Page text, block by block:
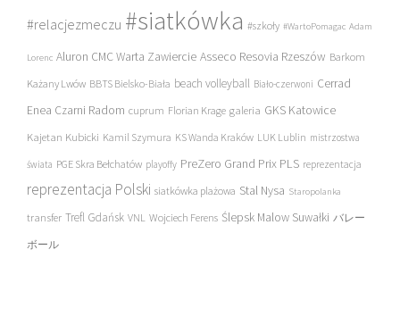
#relacjezmeczu #siatkówka #szkoły #WartoPomagac Adam
Lorenc Aluron CMC Warta Zawiercie Asseco Resovia Rzeszów Barkom
Każany Lwów BBTS Bielsko-Biała beach volleyball Biało-czerwoni Cerrad
Enea Czarni Radom cuprum Florian Krage galeria GKS Katowice
Kajetan Kubicki Kamil Szymura KS Wanda Kraków LUK Lublin mistrzostwa
świata PGE Skra Bełchatów playoffy PreZero Grand Prix PLS reprezentacja
reprezentacja Polski siatkówka plażowa Stal Nysa Staropolanka
transfer Trefl Gdańsk VNL Wojciech Ferens Ślepsk Malow Suwałki バレー
ボール